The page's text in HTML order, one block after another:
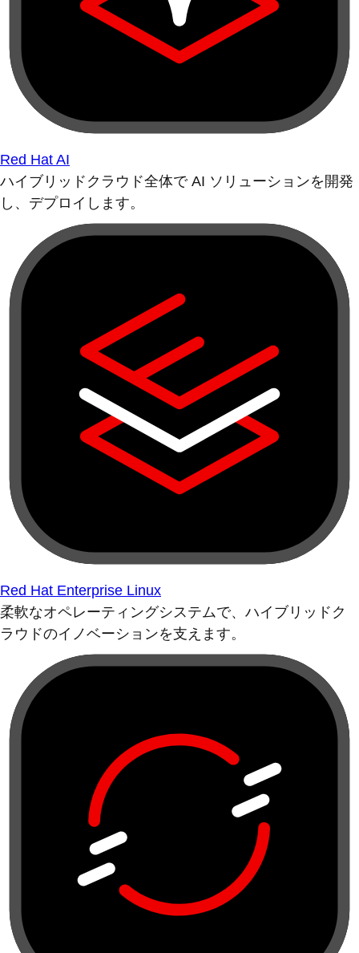
Red Hat AI
ハイブリッドクラウド全体で AI ソリューションを開発
し、デプロイします。
Red Hat Enterprise Linux
柔軟なオペレーティングシステムで、ハイブリッドク
ラウドのイノベーションを支えます。